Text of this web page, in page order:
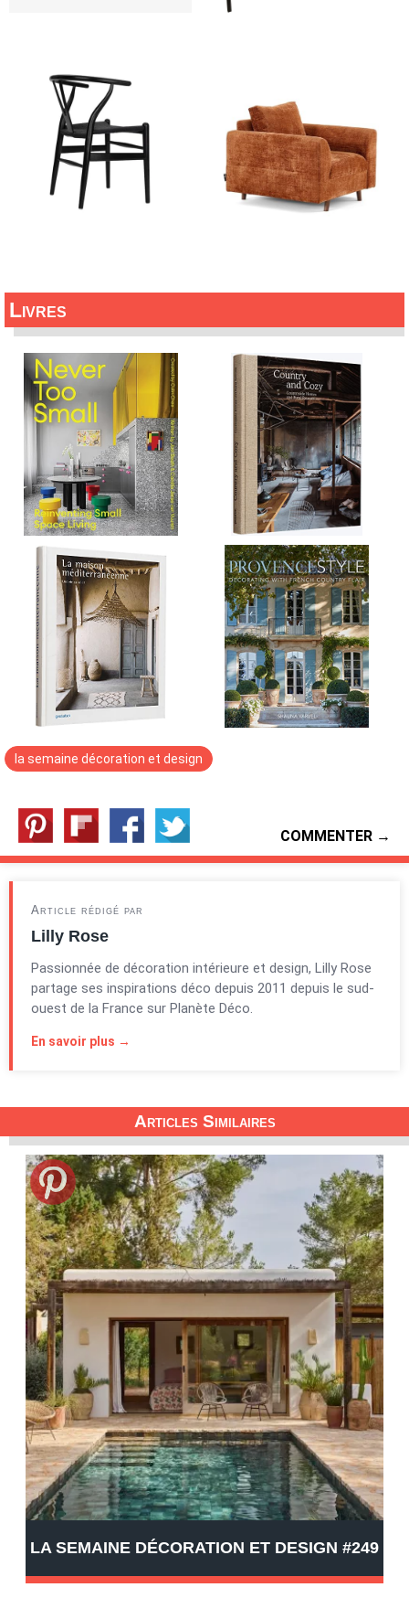
Livres
la semaine décoration et design
COMMENTER →
Article rédigé par
Lilly Rose
Passionnée de décoration intérieure et design, Lilly Rose
partage ses inspirations déco depuis 2011 depuis le sud-
ouest de la France sur Planète Déco.
En savoir plus →
Articles Similaires
LA SEMAINE DÉCORATION ET DESIGN #249